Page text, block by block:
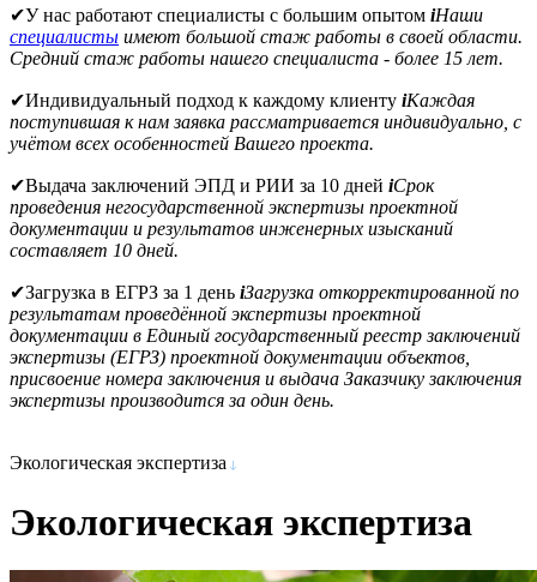
✔У нас работают специалисты с большим опытом iНаши
специалисты имеют большой стаж работы в своей области.
Средний стаж работы нашего специалиста - более 15 лет.
✔Индивидуальный подход к каждому клиенту iКаждая
поступившая к нам заявка рассматривается индивидуально, с
учётом всех особенностей Вашего проекта.
✔Выдача заключений ЭПД и РИИ за 10 дней iСрок
проведения негосударственной экспертизы проектной
документации и результатов инженерных изысканий
составляет 10 дней.
✔Загрузка в ЕГРЗ за 1 день iЗагрузка откорректированной по
результатам проведённой экспертизы проектной
документации в Единый государственный реестр заключений
экспертизы (ЕГРЗ) проектной документации объектов,
присвоение номера заключения и выдача Заказчику заключения
экспертизы производится за один день.
Экологическая экспертиза
Экологическая экспертиза